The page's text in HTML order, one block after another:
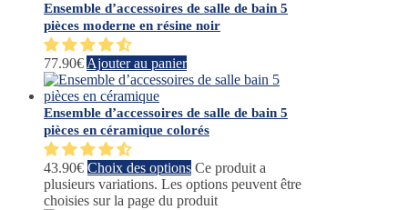
Ensemble d’accessoires de salle de bain 5
pièces moderne en résine noir
77.90€ Ajouter au panier
Ensemble d’accessoires de salle de bain 5
pièces en céramique colorés
43.90€ Choix des options Ce produit a
plusieurs variations. Les options peuvent être
choisies sur la page du produit